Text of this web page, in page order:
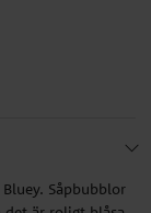
Såpbubblor